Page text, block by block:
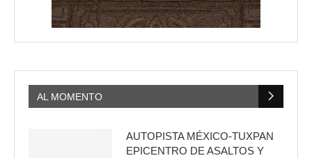
AL MOMENTO
AUTOPISTA MÉXICO-TUXPAN
EPICENTRO DE ASALTOS Y